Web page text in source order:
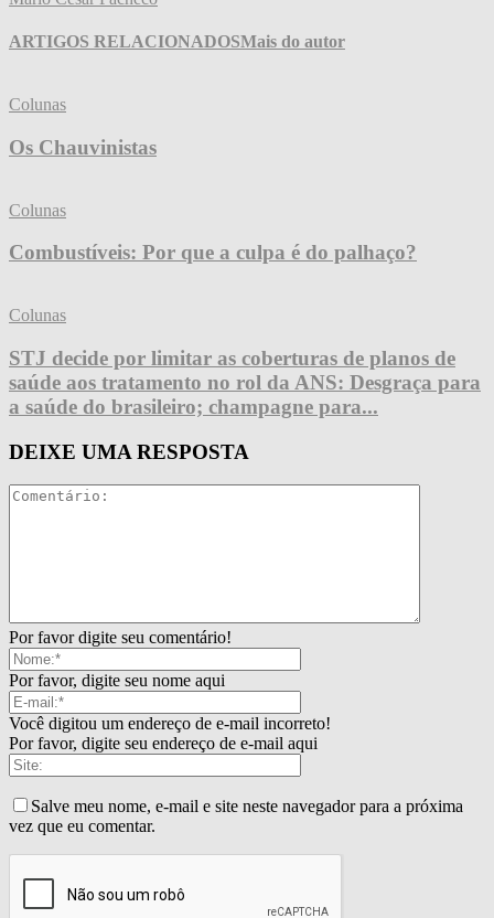
ARTIGOS RELACIONADOSMais do autor
Colunas
Os Chauvinistas
Colunas
Combustíveis: Por que a culpa é do palhaço?
Colunas
STJ decide por limitar as coberturas de planos de
saúde aos tratamento no rol da ANS: Desgraça para
a saúde do brasileiro; champagne para...
DEIXE UMA RESPOSTA
Por favor digite seu comentário!
Por favor, digite seu nome aqui
Você digitou um endereço de e-mail incorreto!
Por favor, digite seu endereço de e-mail aqui
Salve meu nome, e-mail e site neste navegador para a próxima
vez que eu comentar.